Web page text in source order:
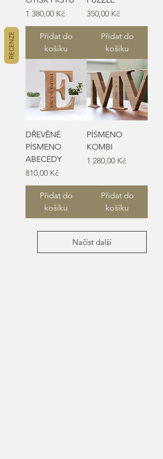
Cena
1 380,00 Kč
Přidat do
košíku
Cena
350,00 Kč
Přidat do
košíku
DŘEVĚNÉ
PÍSMENO
ABECEDY
Cena
810,00 Kč
Přidat do
košíku
PÍSMENO
KOMBI
Cena
1 280,00 Kč
Přidat do
košíku
Načíst další
RECENZE